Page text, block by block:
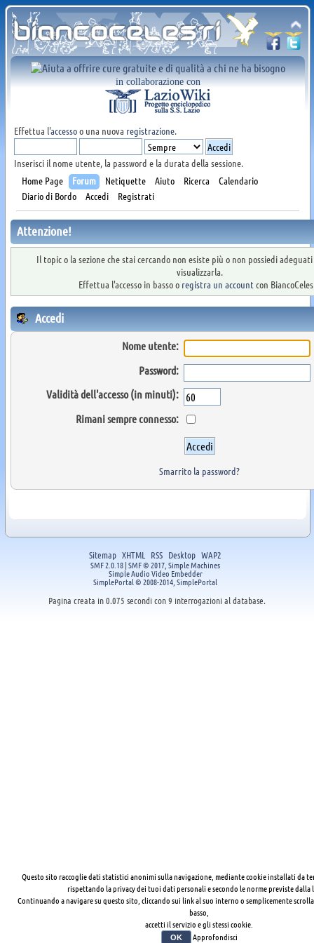
in collaborazione con
Effettua l'accessoo una nuova registrazione.
Inserisci il nome utente, la password e la durata della sessione.
Home Page
Forum Netiquette Aiuto Ricerca
Calendario
Diario di Bordo
Accedi Registrati
Attenzione!
Il topic o la sezione che stai cercando non esiste più o non possiedi
visualizzarla.
Effettua l'accesso in basso o registra un account con
Accedi
Nome utente:
Password:
Validità dell'accesso (in minuti):
Rimani sempre connesso:
Smarrito la password?
Sitemap XHTML RSS Desktop WAP2
SMF 2.0.18|SMF © 2017 Simple Machines
Simple Audio Video Embedder
SimplePortal © 2008-2014, SimplePortal
Pagina creata in 0.075 secondi con 9 interrogazioni al database.
Questo sito raccoglie dati statistici anonimi sulla navigazione, mediante cookie installati da
rispettando la privacy dei tuoi dati personali e secondo le norme previste dalla
Continuando a navigare su questo sito, cliccando sui link al suo interno o semplicemente
basso,
accetti il servizio e gli stessi cookie.
OK Approfondisci